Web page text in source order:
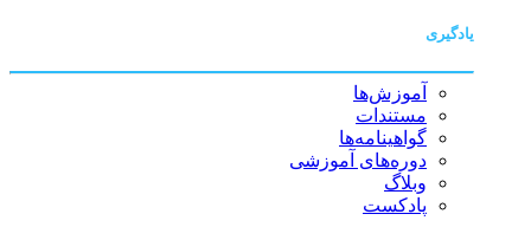
یادگیری
آموزش‌ها
مستندات
گواهینامه‌ها
دوره‌های آموزشی
وبلاگ
پادکست